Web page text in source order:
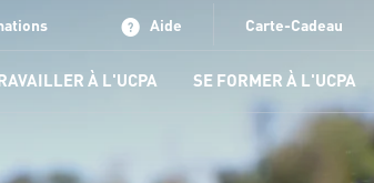
Aide Carte-Cadeau
À L'UCPA SE FORMER À L'UCPA